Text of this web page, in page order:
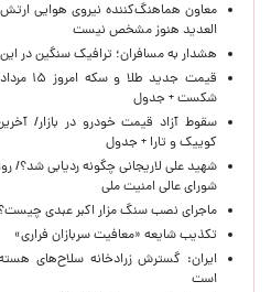
معاون هماهنگ‌کننده نیروی هوایی
العدید هنوز مشخص نیست
هشدار به مسافران؛ ترافیک سنگین در
شکست + جدول
سقوط آزاد قیمت خودرو در بازار/
کوییک و تارا + جدول
شهید علی لاریجانی چگونه ردیابی شد؟/
شورای عالی امنیت ملی
ماجرای نصب سنگ مزار اکبر عبدی چیست؟
تکذیب شایعه «معافیت سربازان فراری»
ایران: گسترش زرادخانه سلاح‌های
است